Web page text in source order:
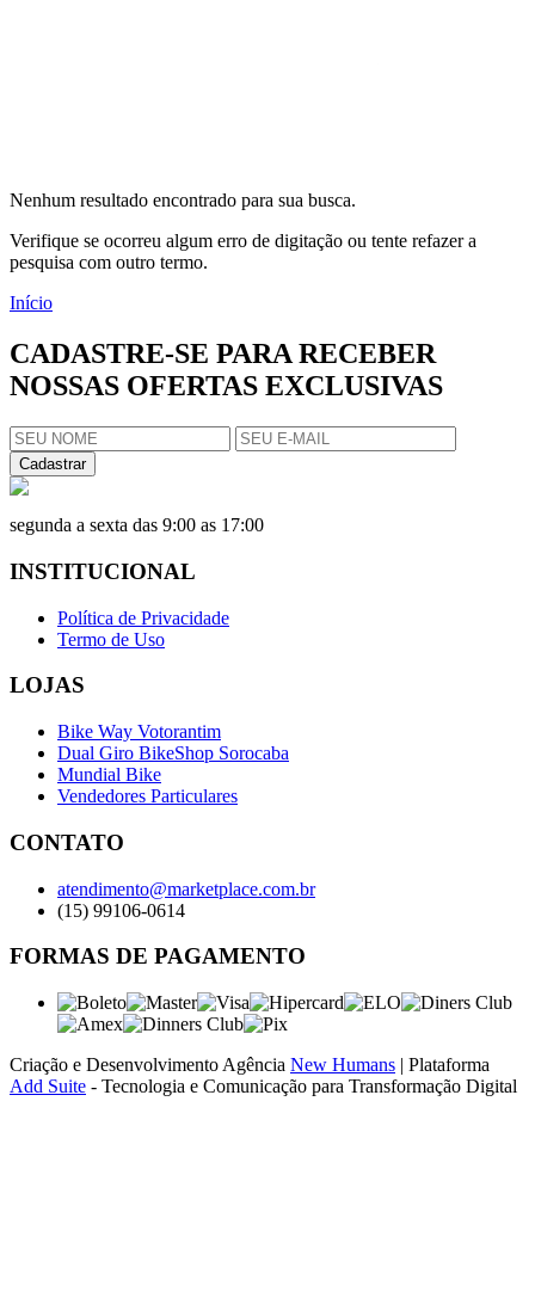
Nenhum resultado encontrado para sua busca.
Verifique se ocorreu algum erro de digitação ou tente refazer a
pesquisa com outro termo.
Início
CADASTRE-SE PARA RECEBER
NOSSAS OFERTAS EXCLUSIVAS
Cadastrar
segunda a sexta das 9:00 as 17:00
INSTITUCIONAL
Política de Privacidade
Termo de Uso
LOJAS
Bike Way Votorantim
Dual Giro BikeShop Sorocaba
Mundial Bike
Vendedores Particulares
CONTATO
atendimento@marketplace.com.br
(15) 99106-0614
FORMAS DE PAGAMENTO
Criação e Desenvolvimento Agência New Humans | Plataforma
Add Suite - Tecnologia e Comunicação para Transformação Digital